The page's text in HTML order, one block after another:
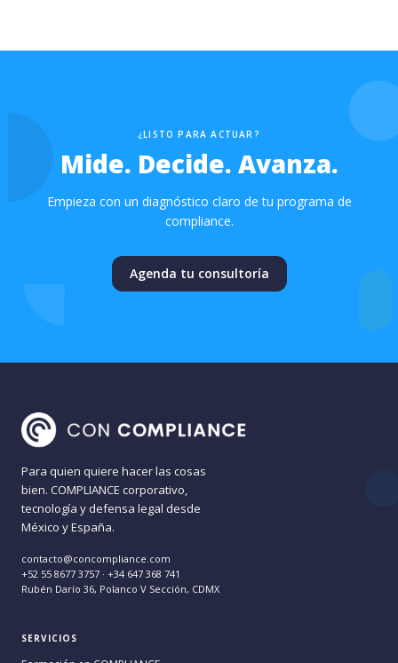
¿LISTO PARA ACTUAR?
Mide. Decide. Avanza.
Empieza con un diagnóstico claro de tu programa de
compliance.
Agenda tu consultoría
Para quien quiere hacer las cosas
bien. COMPLIANCE corporativo,
tecnología y defensa legal desde
México y España.
contacto@concompliance.com
+52 55 8677 3757 · +34 647 368 741
Rubén Darío 36, Polanco V Sección, CDMX
SERVICIOS